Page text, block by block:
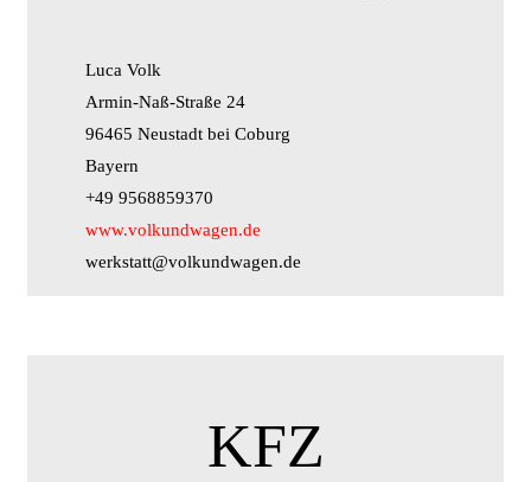
Luca Volk
Armin-Naß-Straße 24
96465 Neustadt bei Coburg
Bayern
+49 9568859370
www.volkundwagen.de
werkstatt@volkundwagen.de
KFZ